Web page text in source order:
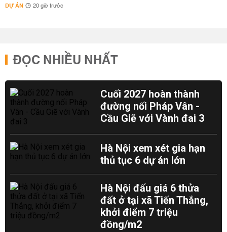
DỰ ÁN 20 giờ trước
ĐỌC NHIỀU NHẤT
Cuối 2027 hoàn thành
đường nối Pháp Vân -
Cầu Giẽ với Vành đai 3
Hà Nội xem xét gia hạn
thủ tục 6 dự án lớn
Hà Nội đấu giá 6 thửa
đất ở tại xã Tiến Thắng,
khởi điểm 7 triệu
đồng/m2